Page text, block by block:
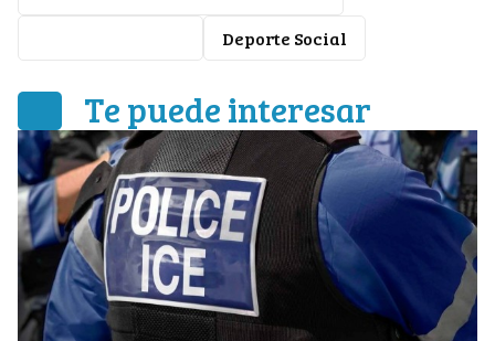
Deporte Social
Te puede interesar